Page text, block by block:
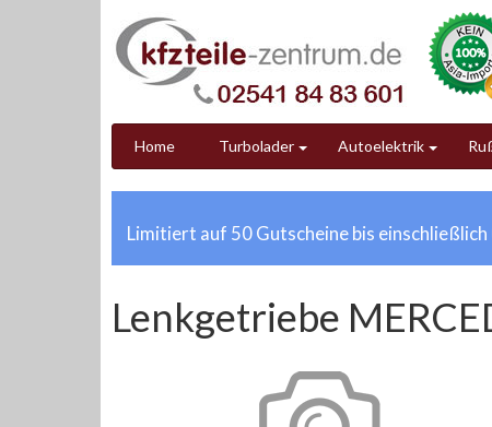
Home Turbolader Autoelektrik
Limitiert auf 50 Gutscheine bis
Lenkgetriebe